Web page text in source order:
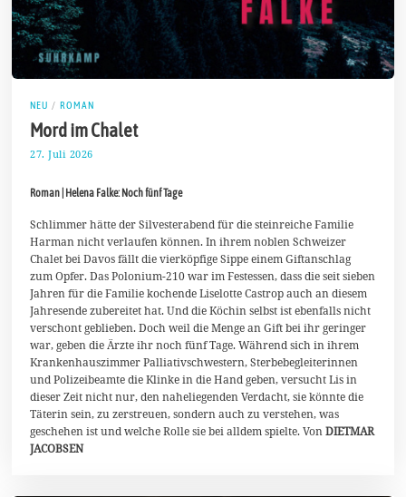
NEU / ROMAN
Mord im Chalet
27. Juli 2026
u
u
s
t
2
0
2
Roman | Helena Falke: Noch fünf Tage
Schlimmer hätte der Silvesterabend für die steinreiche Familie
Harman nicht verlaufen können. In ihrem noblen Schweizer
Chalet bei Davos fällt die vierköpfige Sippe einem Giftanschlag
zum Opfer. Das Polonium-210 war im Festessen, dass die seit sieben
Jahren für die Familie kochende Liselotte Castrop auch an diesem
Jahresende zubereitet hat. Und die Köchin selbst ist ebenfalls nicht
verschont geblieben. Doch weil die Menge an Gift bei ihr geringer
war, geben die Ärzte ihr noch fünf Tage. Während sich in ihrem
Krankenhauszimmer Palliativschwestern, Sterbebegleiterinnen
und Polizeibeamte die Klinke in die Hand geben, versucht Lis in
dieser Zeit nicht nur, den naheliegenden Verdacht, sie könnte die
Täterin sein, zu zerstreuen, sondern auch zu verstehen, was
geschehen ist und welche Rolle sie bei alldem spielte. VonDIETMAR
JACOBSEN